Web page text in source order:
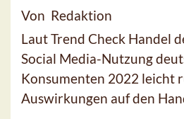
Von Redaktion
Laut Trend Check Handel
Social Media-Nutzung
Konsumenten 2022 leicht
Auswirkungen auf den